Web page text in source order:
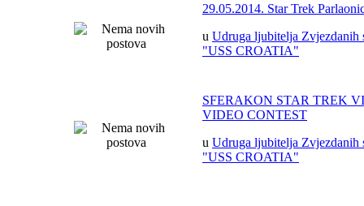
29.05.2014. Star Trek
u Udruga ljubitelja Zvjezdanih
"USS CROATIA"
SFERAKON STAR TREK
VIDEO CONTEST
u Udruga ljubitelja Zvjezdanih
"USS CROATIA"